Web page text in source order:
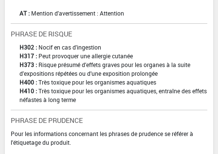
AT : Mention d'avertissement : Attention
PHRASE DE RISQUE
H302 : Nocif en cas d'ingestion
H317 : Peut provoquer une allergie cutanée
H373 : Risque présumé d'effets graves pour les organes à la suite
d'expositions répétées ou d'une exposition prolongée
H400 :Très toxique pour les organismes aquatiques
H410 :Très toxique pour les organismes aquatiques, entraîne des effets
néfastes à long terme
PHRASE DE PRUDENCE
Pour les informations concernant les phrases de prudence se référer à
l'étiquetage du produit.